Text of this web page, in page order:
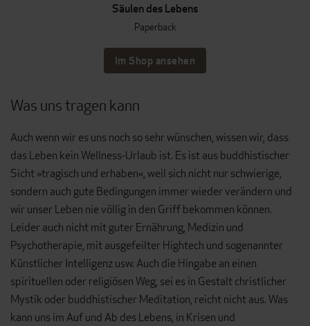
Säulen des Lebens
Paperback
Im Shop ansehen
Was uns tragen kann
Auch wenn wir es uns noch so sehr wünschen, wissen wir, dass
das Leben kein Wellness-Urlaub ist. Es ist aus buddhistischer
Sicht »tragisch und erhaben«, weil sich nicht nur schwierige,
sondern auch gute Bedingungen immer wieder verändern und
wir unser Leben nie völlig in den Griff bekommen können.
Leider auch nicht mit guter Ernährung, Medizin und
Psychotherapie, mit ausgefeilter Hightech und sogenannter
Künstlicher Intelligenz usw. Auch die Hingabe an einen
spirituellen oder religiösen Weg, sei es in Gestalt christlicher
Mystik oder buddhistischer Meditation, reicht nicht aus. Was
kann uns im Auf und Ab des Lebens, in Krisen und